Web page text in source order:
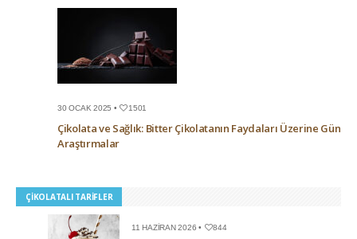
30 OCAK 2025 • 1501
Çikolata ve Sağlık: Bitter Çikolatanın Faydaları Üzerine Güncel
Araştırmalar
ÇIKOLATALI TARIFLER
11 HAZIRAN 2026 • 844